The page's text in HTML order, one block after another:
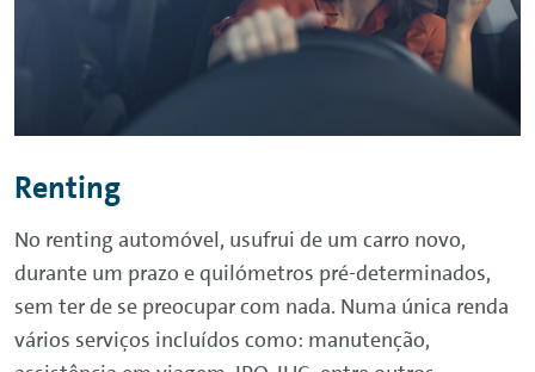
Renting
No renting automóvel, usufrui de um carro novo,
durante um prazo e quilómetros pré-determinados,
sem ter de se preocupar com nada. Numa única renda
vários serviços incluídos como: manutenção,